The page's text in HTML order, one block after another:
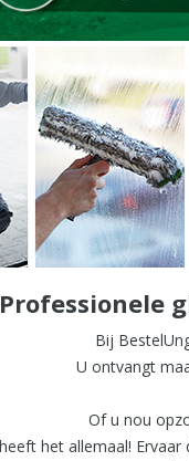
Professionele
Bij
U ontvangt
Of u nou
het allemaal!